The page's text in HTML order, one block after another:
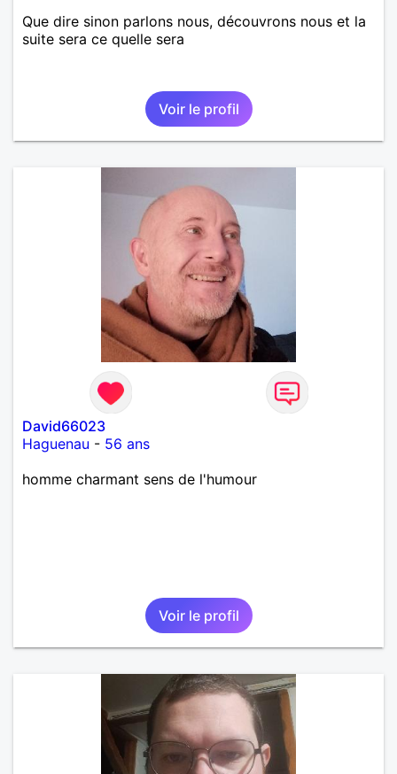
Que dire sinon parlons nous, découvrons nous et la
suite sera ce quelle sera
Voir le profil
David66023
Haguenau - 56 ans
homme charmant sens de l'humour
Voir le profil